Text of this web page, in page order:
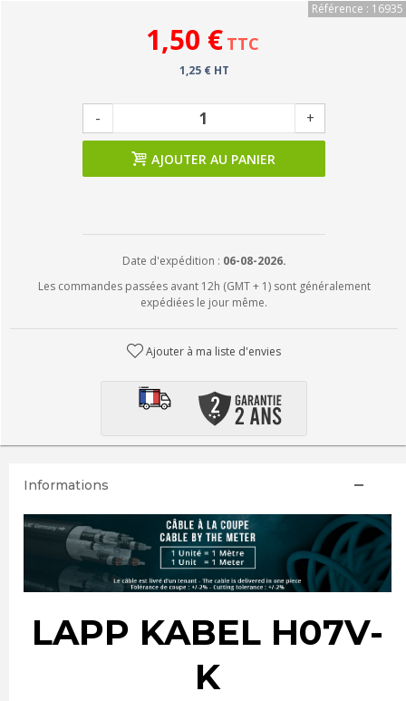
Référence : 16935
1,50 € TTC
1,25 € HT
- +
AJOUTER AU PANIER
Date d'expédition : 06-08-2026.
Les commandes passées avant 12h (GMT + 1) sont généralement
expédiées le jour même.
Ajouter à ma liste d'envies
Informations
LAPP KABEL H07V-
K